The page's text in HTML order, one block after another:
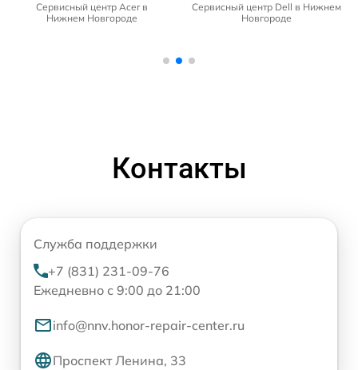
Сервисный центр Acer в
Нижнем Новгороде
Сервисный центр Dell в Нижнем
Новгороде
Контакты
Служба поддержки
+7 (831) 231-09-76
Ежедневно с 9:00 до 21:00
info@nnv.honor-repair-center.ru
Проспект Ленина, 33